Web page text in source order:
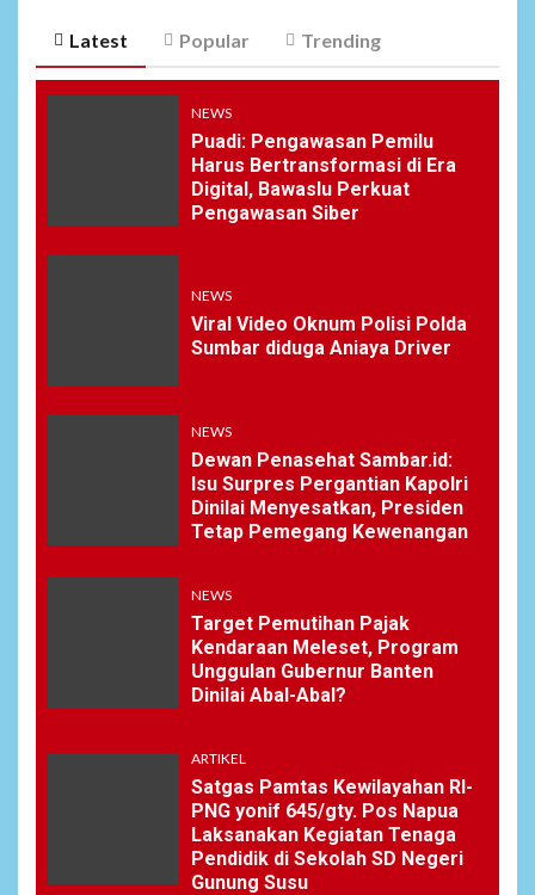
Latest Popular Trending
NEWS
Puadi: Pengawasan Pemilu
Harus Bertransformasi di Era
Digital, Bawaslu Perkuat
Pengawasan Siber
NEWS
Viral Video Oknum Polisi Polda
Sumbar diduga Aniaya Driver
NEWS
Dewan Penasehat Sambar.id:
Isu Surpres Pergantian Kapolri
Dinilai Menyesatkan, Presiden
Tetap Pemegang Kewenangan
NEWS
Target Pemutihan Pajak
Kendaraan Meleset, Program
Unggulan Gubernur Banten
Dinilai Abal-Abal?
ARTIKEL
Satgas Pamtas Kewilayahan RI-
PNG yonif 645/gty. Pos Napua
Laksanakan Kegiatan Tenaga
Pendidik di Sekolah SD Negeri
Gunung Susu